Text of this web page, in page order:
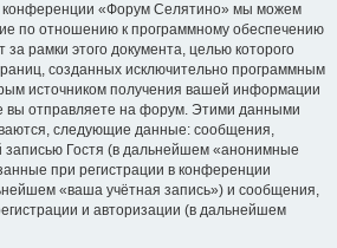
конференции «Форум Селятино» мы можем
по отношению к программному обеспечению
рамки этого документа, целью которого
созданных исключительно программным
источником получения вашей информации
вы отправляете на форум. Этими данными
следующие данные: сообщения,
Гостя (в дальнейшем «анонимные
при регистрации в конференции
«ваша учётная запись») и сообщения,
и авторизации (в дальнейшем